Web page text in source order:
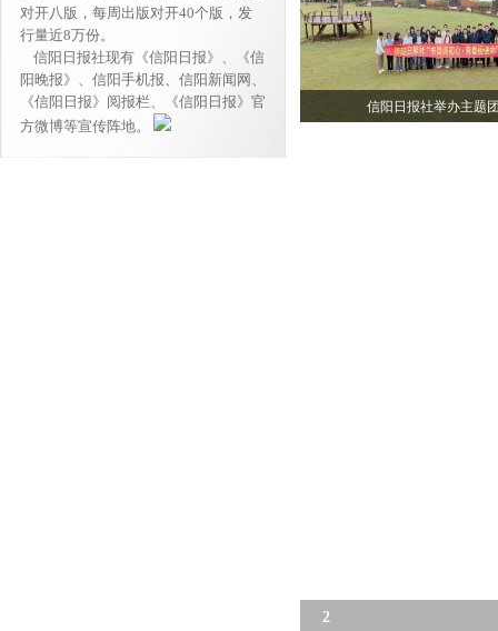
对开八版，每周出版对开40个版，发
行量近8万份。
信阳日报社现有《信阳日报》、《信
阳晚报》、信阳手机报、信阳新闻网、
《信阳日报》阅报栏、《信阳日报》官
方微博等宣传阵地。
信阳日报社举办主题
2